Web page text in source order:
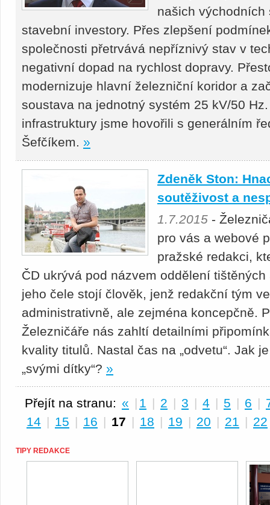
našich
stavební investory. Přes zlepšení
společnosti přetrvává nepříznivý stav v
negativní dopad na rychlost dopravy.
modernizuje hlavní železniční koridor a
soustava na jednotný systém 25 kV/50
infrastruktury jsme hovořili s generálním
Šefčíkem. »
Zdeněk Ston:
soutěživost a
1.7.2015 -
pro vás a webové
pražské redakci,
ČD ukrývá pod názvem oddělení
jeho čele stojí člověk, jenž redakční tým
administrativně, ale zejména koncepčně.
Železničáře nás zahltí detailními
kvality titulů. Nastal čas na „odvetu“. Jak
„svými dítky“? »
Přejít na stranu: « | 1 | 2 | 3 | 4 | 5 | 6 |
14 | 15 | 16 | 17 | 18 | 19 | 20 | 21 | 22
TIPY REDAKCE